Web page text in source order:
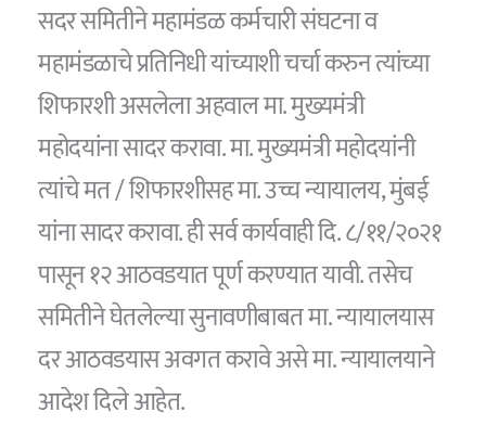
सदर समितीने महामंडळ कर्मचारी संघटना व
महामंडळाचे प्रतिनिधी यांच्याशी चर्चा करुन त्यांच्या
शिफारशी असलेला अहवाल मा. मुख्यमंत्री
महोदयांना सादर करावा. मा. मुख्यमंत्री महोदयांनी
त्यांचे मत / शिफारशीसह मा. उच्च न्यायालय, मुंबई
यांना सादर करावा. ही सर्व कार्यवाही दि. ८/११/२०२१
पासून १२ आठवडयात पूर्ण करण्यात यावी. तसेच
समितीने घेतलेल्या सुनावणीबाबत मा. न्यायालयास
दर आठवडयास अवगत करावे असे मा. न्यायालयाने
आदेश दिले आहेत.